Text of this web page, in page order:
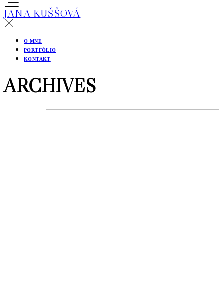
JANA KUŠŠOVÁ
O MNE
PORTFÓLIO
KONTAKT
ARCHIVES